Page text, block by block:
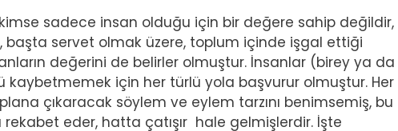
sadece insan olduğu için bir değere sahip değildir,
servet olmak üzere, toplum içinde işgal ettiği
değerini de belirler olmuştur. İnsanlar (birey ya da
kaybetmemek için her türlü yola başvurur olmuştur. Her
çıkaracak söylem ve eylem tarzını benimsemiş, bu
rekabet eder, hatta çatışır hale gelmişlerdir. İşte